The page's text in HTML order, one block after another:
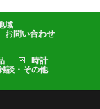
域
お問い合わせ
時計
談・その他